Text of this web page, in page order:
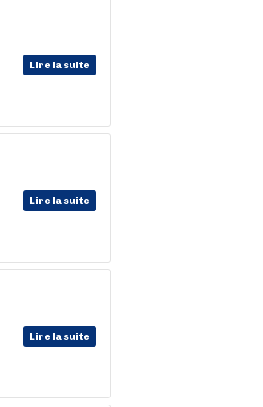
Lire la suite
Lire la suite
Lire la suite